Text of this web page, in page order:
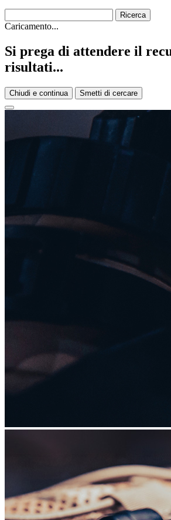
Caricamento...
Si prega di attendere il
risultati...
Chiudi e continua Smetti di cercare